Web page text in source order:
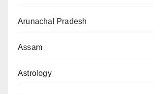
Arunachal Pradesh
Assam
Astrology